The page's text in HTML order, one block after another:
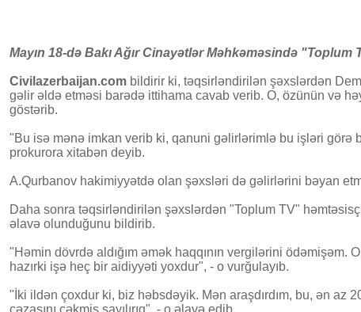
Mayın 18-də Bakı Ağır Cinayətlər Məhkəməsində
Civilazerbaijan.com bildirir ki, təqsirləndirilən şəxslərdən
gəlir əldə etməsi barədə ittihama cavab verib. O, özünün və
göstərib.
"Bu isə mənə imkan verib ki, qanuni gəlirlərimlə bu işləri görə
prokurora xitabən deyib.
A.Qurbanov hakimiyyətdə olan şəxsləri də gəlirlərini bəyan
Daha sonra təqsirləndirilən şəxslərdən "Toplum TV"
əlavə olunduğunu bildirib.
"Həmin dövrdə aldığım əmək haqqının vergilərini ödəmişəm.
hazırki işə heç bir aidiyyəti yoxdur", - o vurğulayıb.
"İki ildən çoxdur ki, biz həbsdəyik. Mən araşdırdım, bu, ən az
cəzasını çəkmiş sayılırıq", - o əlavə edib.